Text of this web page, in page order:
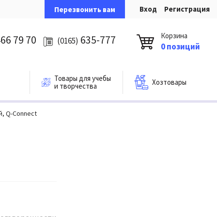
Перезвонить вам Вход Регистрация
79 70 (0165) 635-777 Корзина
0 позиций
Товары для учебы
и творчества
Хозтовары
Q-Connect